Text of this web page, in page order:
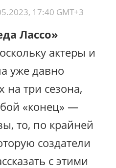
17:40 GMT+3
Лассо»
актеры и
уже давно
на три сезона,
«конец» —
то, по крайней
создатели
с этими